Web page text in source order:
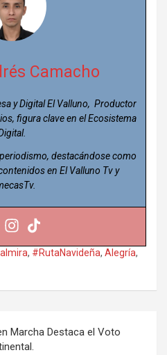
Camacho
y Digital El Valluno, Productor
figura clave en el Ecosistema
destacándose como
en El Valluno Tv y
, #RutaNavideña, Alegría,
Marcha Destaca el Voto